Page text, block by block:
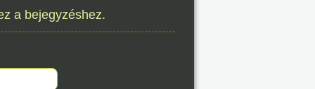
a bejegyzéshez.